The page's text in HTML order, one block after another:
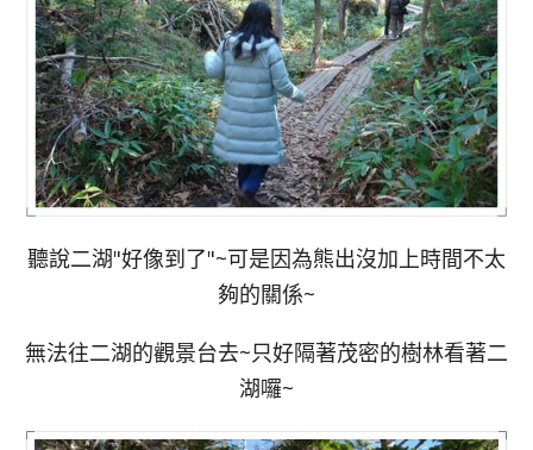
聽說二湖"好像到了"~可是因為熊出沒加上時間不太
夠的關係~
無法往二湖的觀景台去~只好隔著茂密的樹林看著二
湖囉~